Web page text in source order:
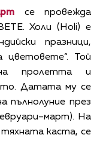
се провежда
Холи (Holi) е
празници,
цветовете“. Той
на пролетта и
Датата му се
пълнолуние през
На
тяхната каста, се